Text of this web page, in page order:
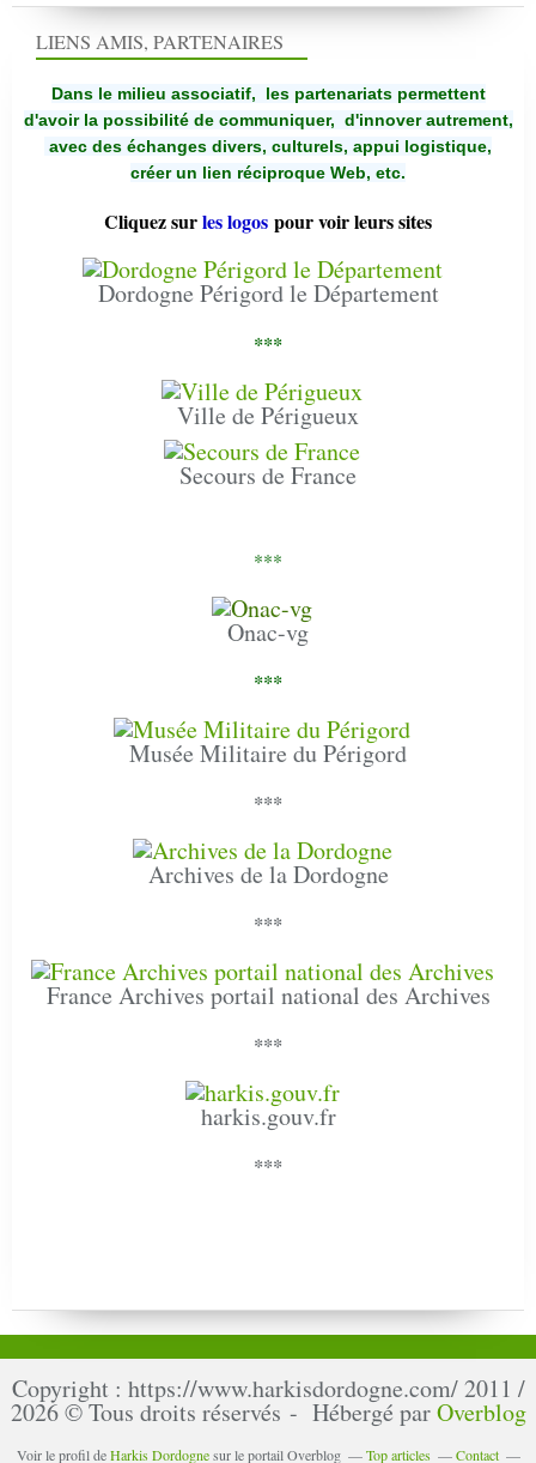
LIENS AMIS, PARTENAIRES
Dans le milieu associatif, les partenariats permettent
d'avoir la possibilité de communiquer, d'innover autrement,
avec des échanges divers, culturels, appui logistique,
créer un lien réciproque Web, etc.
Cliquez surles logos pour voir leurs sites
Dordogne Périgord le Département
***
Ville de Périgueux
Secours de France
***
Onac-vg
***
Musée Militaire du Périgord
***
Archives de la Dordogne
***
France Archives portail national des Archives
***
harkis.gouv.fr
***
Copyright : https://www.harkisdordogne.com/ 2011 /
2026 © Tous droits réservés - Hébergé parOverblog
Voir le profil deHarkis Dordognesur le portail Overblog Top articles Contact